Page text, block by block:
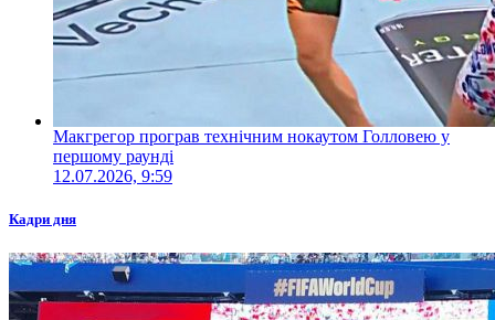
Макгрегор програв технічним нокаутом Голловею у
першому раунді
12.07.2026, 9:59
Кадри дня